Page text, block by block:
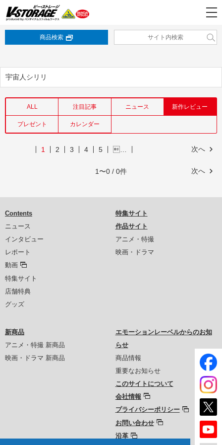
商品検索
宇宙人シリリ
ALL 注目記事 ニュース 新作レビュー
プレゼント カレンダー
次へ
1 2 3 4 5 …
次へ
1〜0 / 0件
Contents
ニュース
インタビュー
レポート
動画
特集サイト
店舗特典
グッズ
特集サイト
作品サイト
アニメ・特撮
映画・ドラマ
新商品
アニメ・特撮 新商品
映画・ドラマ 新商品
エモーションレーベルからのお知
らせ
商品情報
重要なお知らせ
このサイトについて
会社情報
プライバシーポリシー
お問い合わせ
沿革